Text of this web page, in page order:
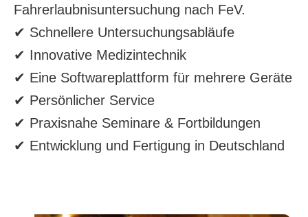
Fahrerlaubnisuntersuchung nach FeV.
✔ Schnellere Untersuchungsabläufe
✔ Innovative Medizintechnik
✔ Eine Softwareplattform für mehrere Geräte
✔ Persönlicher Service
✔ Praxisnahe Seminare & Fortbildungen
✔ Entwicklung und Fertigung in Deutschland